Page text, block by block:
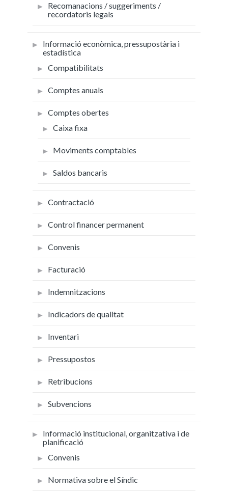
Recomanacions / suggeriments /
recordatoris legals
Informació econòmica, pressupostària i
estadística
Compatibilitats
Comptes anuals
Comptes obertes
Caixa fixa
Moviments comptables
Saldos bancaris
Contractació
Control financer permanent
Convenis
Facturació
Indemnitzacions
Indicadors de qualitat
Inventari
Pressupostos
Retribucions
Subvencions
Informació institucional, organitzativa i de
planificació
Convenis
Normativa sobre el Síndic